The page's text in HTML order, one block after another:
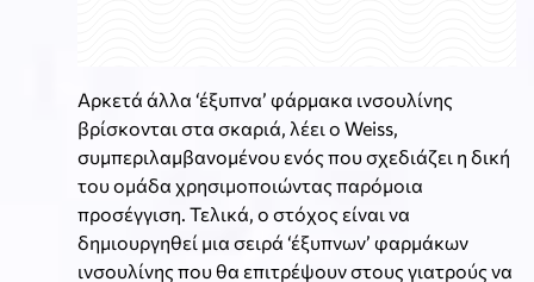
Αρκετά άλλα ‘έξυπνα’ φάρμακα ινσουλίνης
βρίσκονται στα σκαριά, λέει ο Weiss,
συμπεριλαμβανομένου ενός που σχεδιάζει η δική
του ομάδα χρησιμοποιώντας παρόμοια
προσέγγιση. Τελικά, ο στόχος είναι να
δημιουργηθεί μια σειρά ‘έξυπνων’ φαρμάκων
ινσουλίνης που θα επιτρέψουν στους γιατρούς να